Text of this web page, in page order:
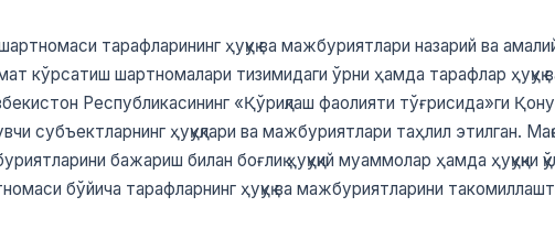
шартномаси тарафларининг ҳуқуқ ва мажбуриятлари назарий ва
кўрсатиш шартномалари тизимидаги ўрни ҳамда тарафлар
Республикасининг «Қўриқлаш фаолияти тўғрисида»ги
субъектларнинг ҳуқуқлари ва мажбуриятлари таҳлил этилган.
бажариш билан боғлиқ ҳуқуқий муаммолар ҳамда ҳуқуқни
бўйича тарафларнинг ҳуқуқ ва мажбуриятларини